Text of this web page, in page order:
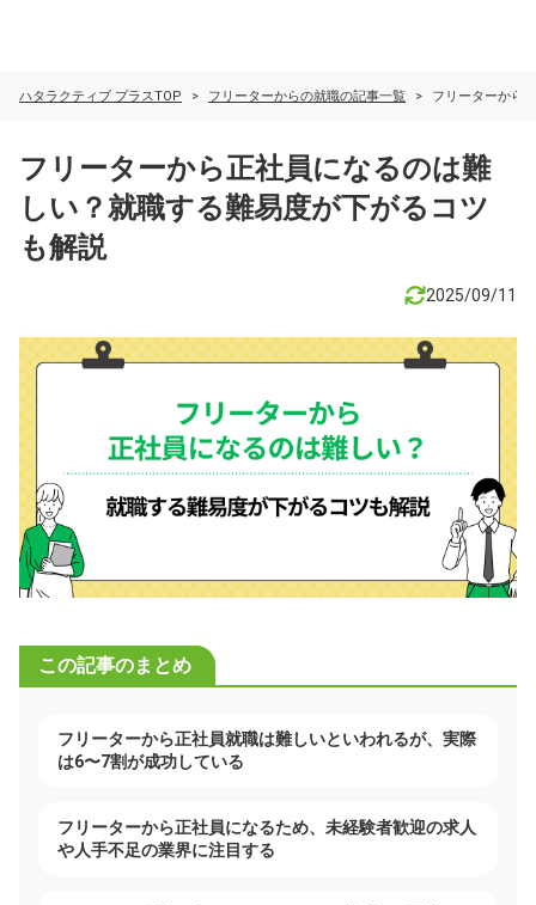
ハタラクティブ プラスTOP フリーターからの就職の記事一覧 フリーターから
フリーターから正社員になるのは難
しい？就職する難易度が下がるコツ
も解説
2025/09/11
この記事のまとめ
フリーターから正社員就職は難しいといわれるが、実際
は6〜7割が成功している
フリーターから正社員になるため、未経験者歓迎の求人
や人手不足の業界に注目する